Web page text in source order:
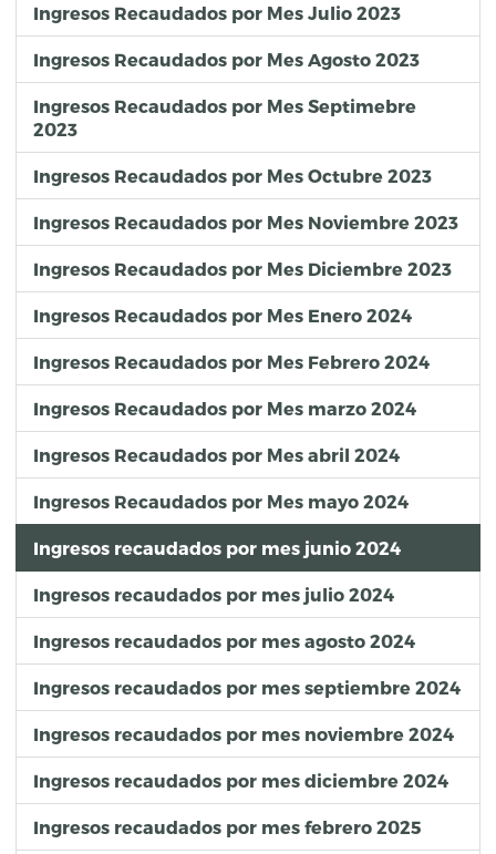
Ingresos Recaudados por Mes Julio 2023
Ingresos Recaudados por Mes Agosto 2023
Ingresos Recaudados por Mes Septimebre
2023
Ingresos Recaudados por Mes Octubre 2023
Ingresos Recaudados por Mes Noviembre 2023
Ingresos Recaudados por Mes Diciembre 2023
Ingresos Recaudados por Mes Enero 2024
Ingresos Recaudados por Mes Febrero 2024
Ingresos Recaudados por Mes marzo 2024
Ingresos Recaudados por Mes abril 2024
Ingresos Recaudados por Mes mayo 2024
Ingresos recaudados por mes junio 2024
Ingresos recaudados por mes julio 2024
Ingresos recaudados por mes agosto 2024
Ingresos recaudados por mes septiembre 2024
Ingresos recaudados por mes noviembre 2024
Ingresos recaudados por mes diciembre 2024
Ingresos recaudados por mes febrero 2025